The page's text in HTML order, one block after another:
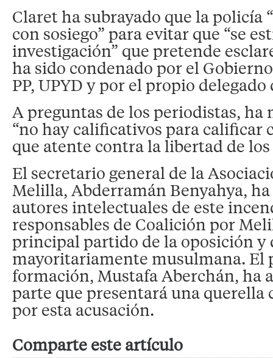
Claret ha subrayado que la policía
con sosiego” para evitar que “se
investigación” que pretende
ha sido condenado por el
PP, UPYD y por el propio
A preguntas de los periodistas, ha
“no hay calificativos para calificar
que atente contra la libertad de los
El secretario general de la
Melilla, Abderramán Benyahya,
autores intelectuales de este
responsables de Coalición por
principal partido de la oposición y
mayoritariamente musulmana. El
formación, Mustafa Aberchán, ha
parte que presentará una querella
por esta acusación.
Comparte este artículo